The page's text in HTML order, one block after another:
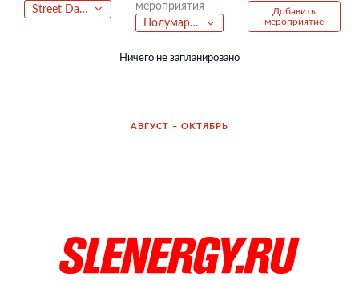
Street Dance
мероприятия
Полумарафон
Добавить
мероприятие
Ничего не запланировано
АВГУСТ – ОКТЯБРЬ